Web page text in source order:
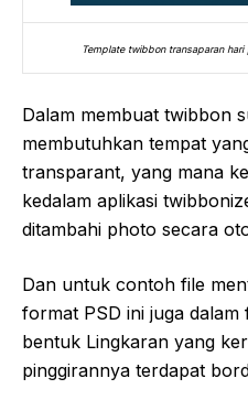
Template twibbon transaparan
Dalam membuat twibbon
membutuhkan tempat
transparant, yang mana
kedalam aplikasi
ditambahi photo secara
Dan untuk contoh file
format PSD ini juga
bentuk Lingkaran yang
pinggirannya terdapat